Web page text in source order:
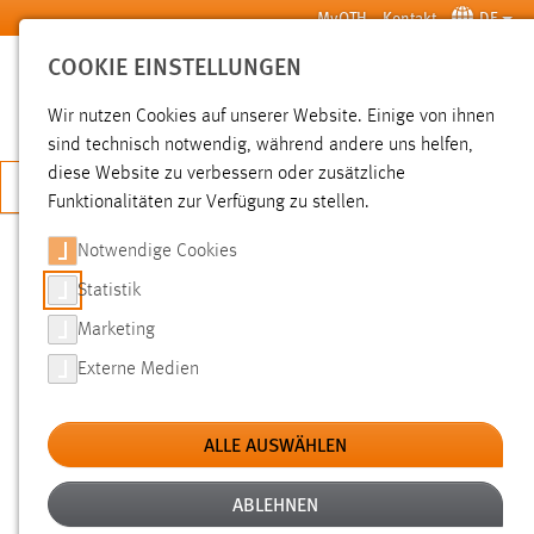
Zum Hauptinhalt springen MyOTH Kontakt DE
SUCHE
JETZT BEWERBEN
SUCHE
FILTER
Typ
Erstellungsdatum
COOKIE EINSTELLUNGEN
Wir nutzen Cookies auf unserer Website. Einige von ihnen
sind technisch notwendig, während andere uns helfen,
diese Website zu verbessern oder zusätzliche
Funktionalitäten zur Verfügung zu stellen.
Notwendige Cookies
Statistik
Marketing
Externe Medien
ALLE AUSWÄHLEN
ABLEHNEN